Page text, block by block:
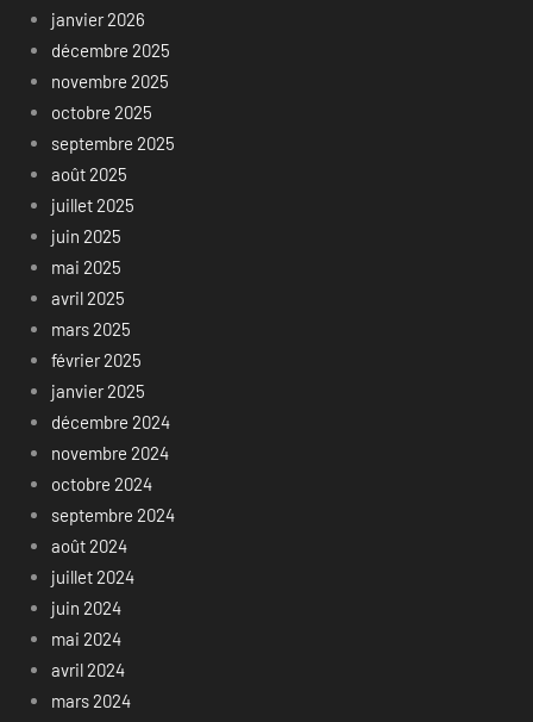
janvier 2026
décembre 2025
novembre 2025
octobre 2025
septembre 2025
août 2025
juillet 2025
juin 2025
mai 2025
avril 2025
mars 2025
février 2025
janvier 2025
décembre 2024
novembre 2024
octobre 2024
septembre 2024
août 2024
juillet 2024
juin 2024
mai 2024
avril 2024
mars 2024